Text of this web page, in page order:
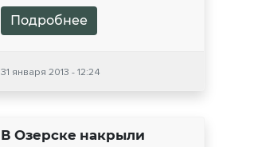
Подробнее
31 января 2013 - 12:24
В Озерске накрыли